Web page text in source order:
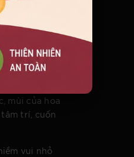
lửa mới
thả lỏng bờ
mùi của hoa
trí, cuốn
vui nhỏ